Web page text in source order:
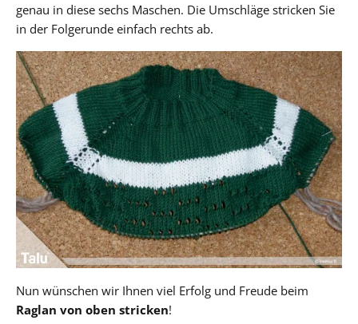
genau in diese sechs Maschen. Die Umschläge stricken Sie
in der Folgerunde einfach rechts ab.
Nun wünschen wir Ihnen viel Erfolg und Freude beim
Raglan von oben stricken!